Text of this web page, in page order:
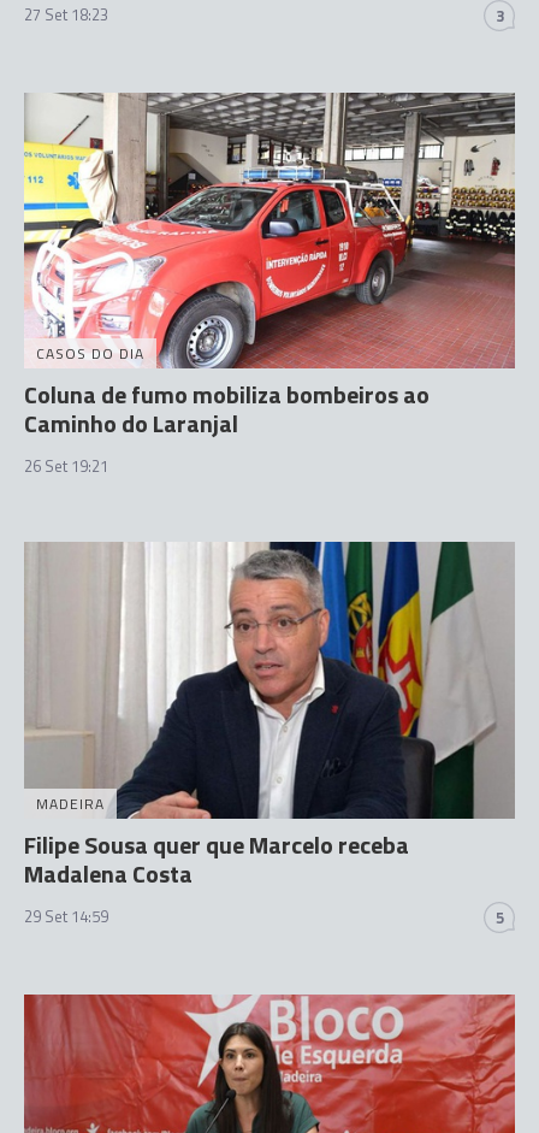
27 Set 18:23 3
CASOS DO DIA
Coluna de fumo mobiliza bombeiros ao
Caminho do Laranjal
26 Set 19:21
MADEIRA
Filipe Sousa quer que Marcelo receba
Madalena Costa
29 Set 14:59 5